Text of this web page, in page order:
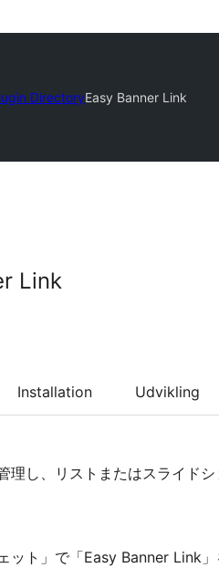
DirectoryEasy Banner Link
Link
Installation Udvikling
理し、リストまたはスライド
ット」で「Easy Banner Link